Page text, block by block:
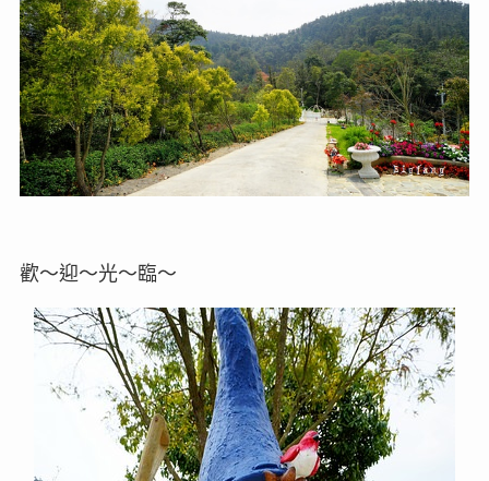
歡～迎～光～臨～